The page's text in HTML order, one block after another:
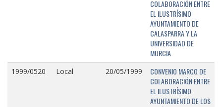
COLABORACIÓN ENTRE
EL ILUSTRÍSIMO
AYUNTAMIENTO DE
CALASPARRA Y LA
UNIVERSIDAD DE
MURCIA
1999/0520 Local 20/05/1999
CONVENIO MARCO DE
COLABORACIÓN ENTRE
EL ILUSTRÍSIMO
AYUNTAMIENTO DE LOS